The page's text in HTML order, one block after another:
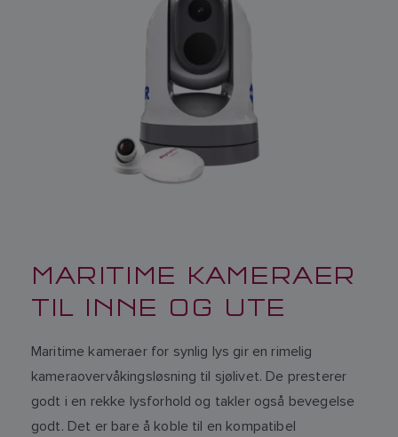
MARITIME KAMERAER
TIL INNE OG UTE
Maritime kameraer for synlig lys gir en rimelig
kameraovervåkingsløsning til sjølivet. De presterer
godt i en rekke lysforhold og takler også bevegelse
godt. Det er bare å koble til en kompatibel